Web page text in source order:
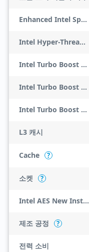
Enhanced Intel SpeedStep Technology
Intel Hyper-Threading Technology
Intel Turbo Boost Max Technology 3.0
Intel Turbo Boost Max Technology 3.0 Frequency
Intel Turbo Boost Technology
L3 캐시
Cache ?
소켓 ?
Intel AES New Instructions
제조 공정 ?
전력 소비